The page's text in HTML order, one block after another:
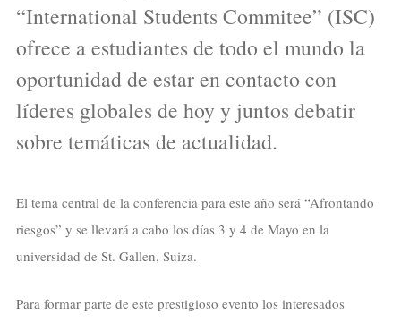
“International Students Commitee” (ISC)
ofrece a estudiantes de todo el mundo la
oportunidad de estar en contacto con
líderes globales de hoy y juntos debatir
sobre temáticas de actualidad.
El tema central de la conferencia para este año será “Afrontando
riesgos” y se llevará a cabo los días 3 y 4 de Mayo en la
universidad de St. Gallen, Suiza.
Para formar parte de este prestigioso evento los interesados